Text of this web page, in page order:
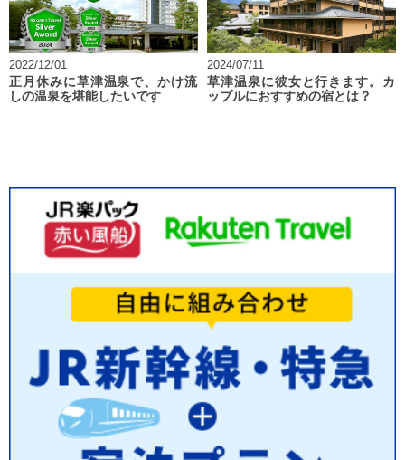
2022/12/01
正月休みに草津温泉で、かけ流
しの温泉を堪能したいです
2024/07/11
草津温泉に彼女と行きます。カ
ップルにおすすめの宿とは？